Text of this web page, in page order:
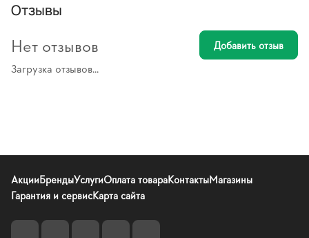
Отзывы
Загрузка отзывов...
Нет отзывов Добавить отзыв
АкцииБрендыУслугиОплата товараКонтактыМагазины
Гарантия и сервисКарта сайта